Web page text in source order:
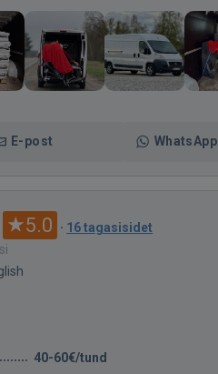
E-post WhatsApp
5.0 · 16 tagasisidet
40-60€/tund